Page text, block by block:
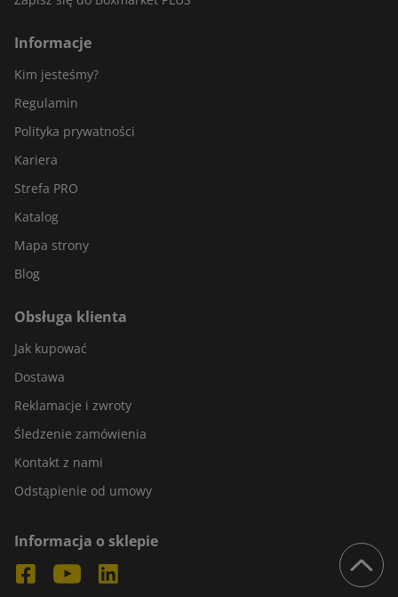
Informacje
Kim jesteśmy?
Regulamin
Polityka prywatności
Kariera
Strefa PRO
Katalog
Mapa strony
Blog
Obsługa klienta
Jak kupować
Dostawa
Reklamacje i zwroty
Śledzenie zamówienia
Kontakt z nami
Odstąpienie od umowy
Informacja o sklepie